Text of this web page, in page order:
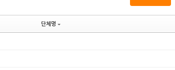
단체명